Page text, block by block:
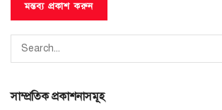
সাম্প্রতিক প্রকাশনাসমূহ